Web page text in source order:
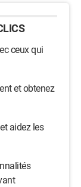
ceux qui
et obtenez
aidez les